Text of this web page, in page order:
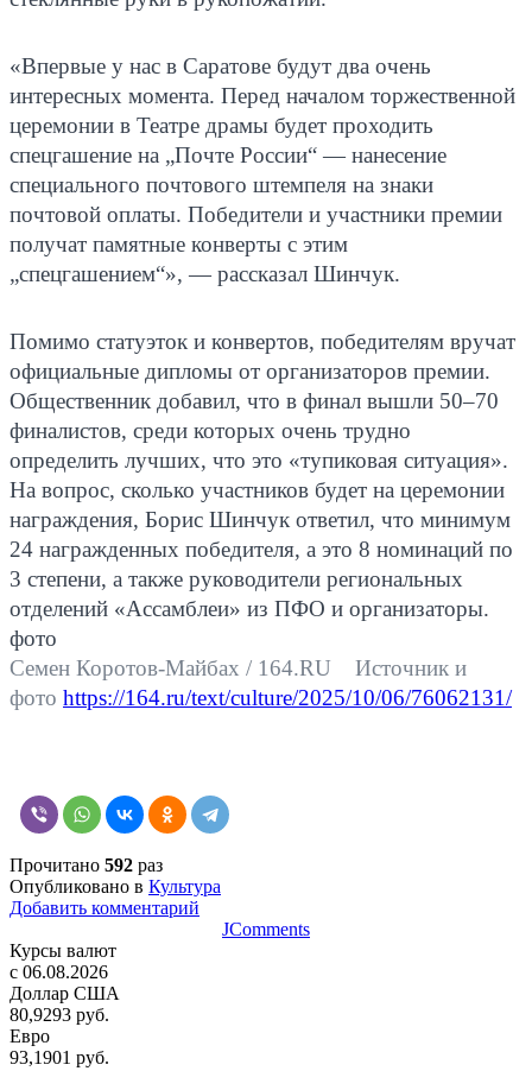
«Впервые у нас в Саратове будут два очень
интересных момента. Перед началом торжественной
церемонии в Театре драмы будет проходить
спецгашение на „Почте России“ — нанесение
специального почтового штемпеля на знаки
почтовой оплаты. Победители и участники премии
получат памятные конверты с этим
„спецгашением“», — рассказал Шинчук.
Помимо статуэток и конвертов, победителям вручат
официальные дипломы от организаторов премии.
Общественник добавил, что в финал вышли 50–70
финалистов, среди которых очень трудно
определить лучших, что это «тупиковая ситуация».
На вопрос, сколько участников будет на церемонии
награждения, Борис Шинчук ответил, что минимум
24 награжденных победителя, а это 8 номинаций по
3 степени, а также руководители региональных
отделений «Ассамблеи» из ПФО и организаторы.
фото
Семен Коротов-Майбах / 164.RU Источник и
фото https://164.ru/text/culture/2025/10/06/76062131/
Прочитано 592 раз
Опубликовано в Культура
Добавить комментарий
JComments
Курсы валют
c 06.08.2026
Доллар США
80,9293 руб.
Евро
93,1901 руб.